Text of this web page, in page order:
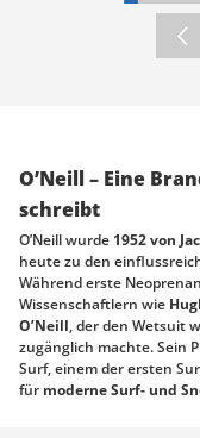
O’Neill – Eine
schreibt
O’Neill wurde 1952 von
heute zu den
Während erste
Wissenschaftlern wie
O’Neill, der den Wetsuit
zugänglich machte. Sein
Surf, einem der ersten
für moderne Surf- und